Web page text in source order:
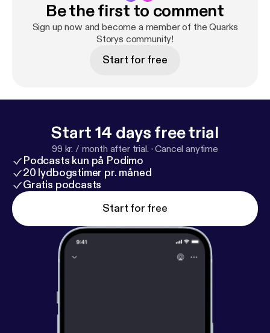
Be the first to comment
Sign up now and become a member of the Quarks
Storys community!
Start for free
Start 14 days free trial
99 kr. / month after trial. ·Cancel anytime
Podcasts kun på Podimo
20 lydbogstimer pr. måned
Gratis podcasts
Start for free